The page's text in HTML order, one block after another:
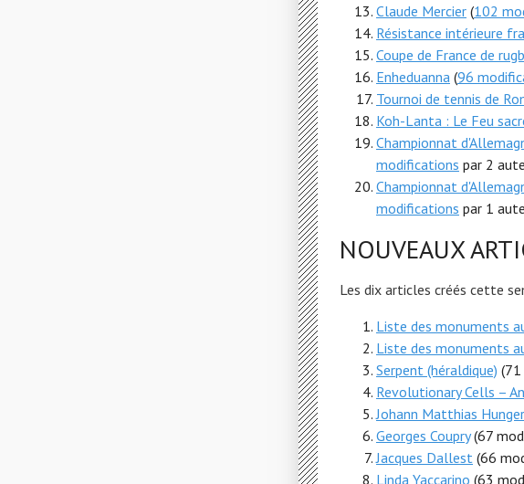
Claude Mercier (102
Résistance intérieure
Coupe de France de
Enheduanna (96
Tournoi de tennis de
Koh-Lanta : Le Feu
Championnat
modifications par 2
Championnat
modifications par 1
NOUVEAUX
Les dix articles créés cette
Liste des monuments
Liste des monuments
Serpent (héraldique)
Revolutionary Cells –
Johann Matthias
Georges Coupry (67
Jacques Dallest (66
Linda Yaccarino (63